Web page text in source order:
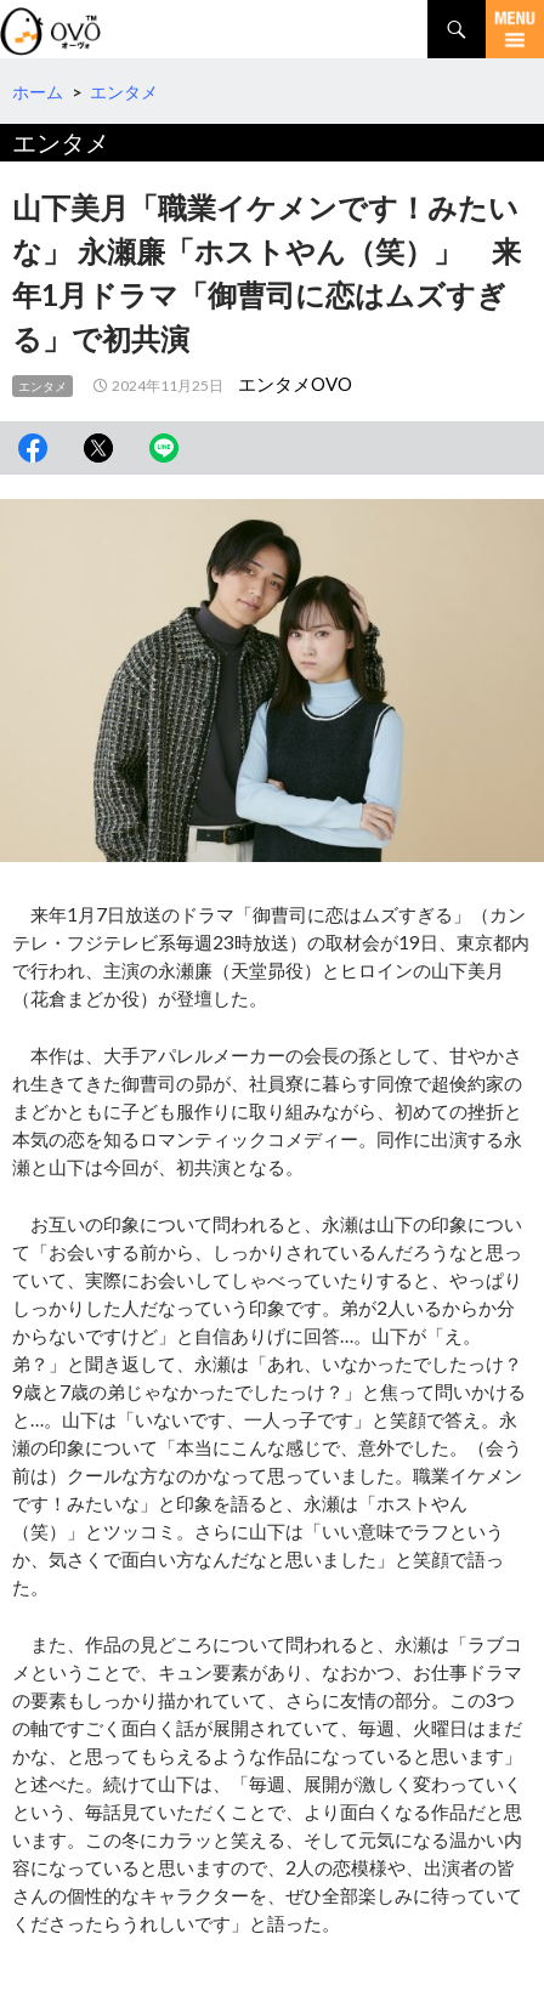
検
索
コ
テ
へ
動
ホーム > エンタメ
エンタメ
山下美月「職業イケメンです！みたい
な」 永瀬廉「ホストやん（笑）」 来
年1月ドラマ「御曹司に恋はムズすぎ
る」で初共演
エンタメ 2024年11月25日 エンタメOVO
来年1月7日放送のドラマ「御曹司に恋はムズすぎる」（カン
テレ・フジテレビ系毎週23時放送）の取材会が19日、東京都内
で行われ、主演の永瀬廉（天堂昴役）とヒロインの山下美月
（花倉まどか役）が登壇した。
本作は、大手アパレルメーカーの会長の孫として、甘やかさ
れ生きてきた御曹司の昴が、社員寮に暮らす同僚で超倹約家の
まどかともに子ども服作りに取り組みながら、初めての挫折と
本気の恋を知るロマンティックコメディー。同作に出演する永
瀬と山下は今回が、初共演となる。
お互いの印象について問われると、永瀬は山下の印象につい
て「お会いする前から、しっかりされているんだろうなと思っ
ていて、実際にお会いしてしゃべっていたりすると、やっぱり
しっかりした人だなっていう印象です。弟が2人いるからか分
からないですけど」と自信ありげに回答…。山下が「え。
弟？」と聞き返して、永瀬は「あれ、いなかったでしたっけ？
9歳と7歳の弟じゃなかったでしたっけ？」と焦って問いかける
と…。山下は「いないです、一人っ子です」と笑顔で答え。永
瀬の印象について「本当にこんな感じで、意外でした。（会う
前は）クールな方なのかなって思っていました。職業イケメン
です！みたいな」と印象を語ると、永瀬は「ホストやん
（笑）」とツッコミ。さらに山下は「いい意味でラフという
か、気さくで面白い方なんだなと思いました」と笑顔で語っ
た。
また、作品の見どころについて問われると、永瀬は「ラブコ
メということで、キュン要素があり、なおかつ、お仕事ドラマ
の要素もしっかり描かれていて、さらに友情の部分。この3つ
の軸ですごく面白く話が展開されていて、毎週、火曜日はまだ
かな、と思ってもらえるような作品になっていると思います」
と述べた。続けて山下は、「毎週、展開が激しく変わっていく
という、毎話見ていただくことで、より面白くなる作品だと思
います。この冬にカラッと笑える、そして元気になる温かい内
容になっていると思いますので、2人の恋模様や、出演者の皆
さんの個性的なキャラクターを、ぜひ全部楽しみに待っていて
くださったらうれしいです」と語った。